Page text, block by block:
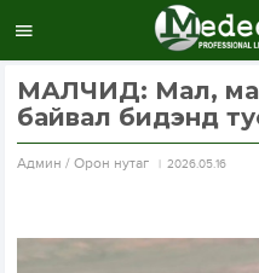
МАЛЧИД: Мал,
байвал бидэнд
Aдмин / Орон нутаг 2026.05.16